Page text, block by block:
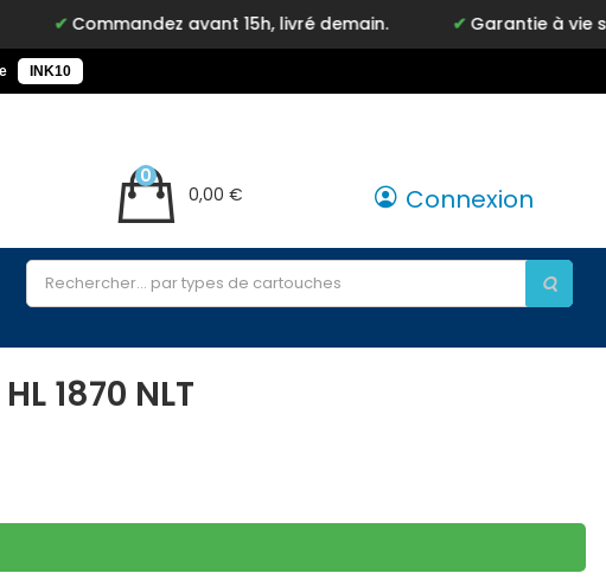
Commandez avant 15h, livré demain. Garantie à vie sur
INK10
0,00 €
0
Connexion
1870 NLT